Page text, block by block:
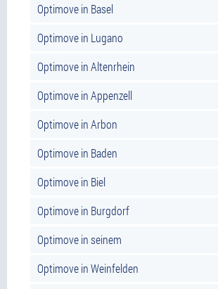
Optimove in Basel
Optimove in Lugano
Optimove in Altenrhein
Optimove in Appenzell
Optimove in Arbon
Optimove in Baden
Optimove in Biel
Optimove in Burgdorf
Optimove in seinem
Optimove in Weinfelden